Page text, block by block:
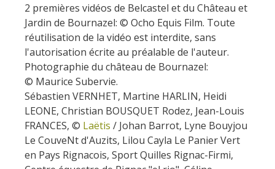
2 premières vidéos de Belcastel et du Château et
Jardin de Bournazel: © Ocho Equis Film. Toute
réutilisation de la vidéo est interdite, sans
l'autorisation écrite au préalable de l'auteur.
Photographie du château de Bournazel:
© Maurice Subervie.
Sébastien VERNHET, Martine HARLIN, Heidi
LEONE, Christian BOUSQUET Rodez, Jean-Louis
FRANCES, © Laëtis / Johan Barrot, Lyne Bouyjou
Le CouveNt d'Auzits, Lilou Cayla Le Panier Vert
en Pays Rignacois, Sport Quilles Rignac-Firmi,